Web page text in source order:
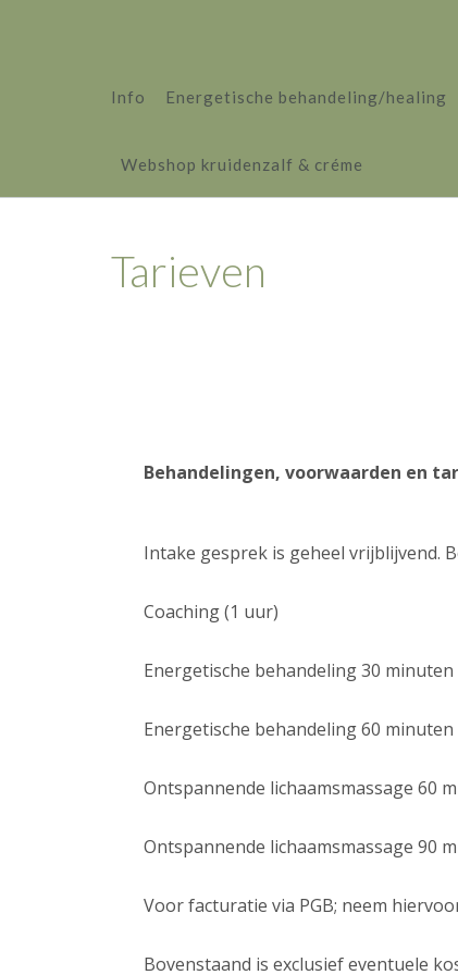
Info Energetische behandeling/healing
Webshop kruidenzalf & créme
Tarieven
Behandelingen, voorwaarden en
Intake gesprek is geheel vrijblijvend.
Coaching (1 uur)
Energetische behandeling 30
Energetische behandeling 60
Ontspannende lichaamsmassage 60
Ontspannende lichaamsmassage 90
Voor facturatie via PGB; neem
Bovenstaand is exclusief eventuele